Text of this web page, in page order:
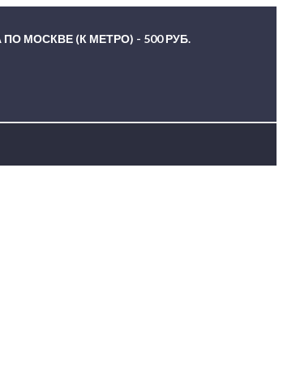
МОСКВЕ (К МЕТРО) - 500 РУБ.